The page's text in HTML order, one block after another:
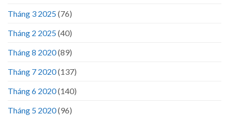
Tháng 3 2025(76)
Tháng 2 2025(40)
Tháng 8 2020(89)
Tháng 7 2020(137)
Tháng 6 2020(140)
Tháng 5 2020(96)